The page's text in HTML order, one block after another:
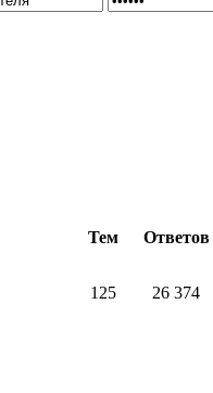
Тем Ответов
125 26 374